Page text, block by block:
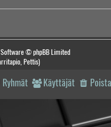
© phpBB Limited
Pettis)
Käyttäjät
Ryhmät